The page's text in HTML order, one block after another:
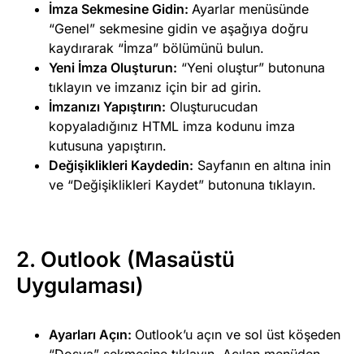
İmza Sekmesine Gidin: Ayarlar menüsünde
“Genel” sekmesine gidin ve aşağıya doğru
kaydırarak “İmza” bölümünü bulun.
Yeni İmza Oluşturun: “Yeni oluştur” butonuna
tıklayın ve imzanız için bir ad girin.
İmzanızı Yapıştırın: Oluşturucudan
kopyaladığınız HTML imza kodunu imza
kutusuna yapıştırın.
Değişiklikleri Kaydedin: Sayfanın en altına inin
ve “Değişiklikleri Kaydet” butonuna tıklayın.
2. Outlook (Masaüstü
Uygulaması)
Ayarları Açın: Outlook’u açın ve sol üst köşeden